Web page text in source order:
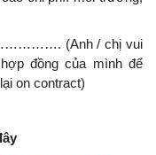
……………. (Anh / chị vui
đồng của mình để
on contract)